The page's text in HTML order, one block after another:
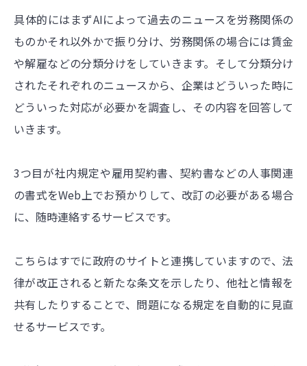
具体的にはまずAIによって過去のニュースを労務関係の
ものかそれ以外かで振り分け、労務関係の場合には賃金
や解雇などの分類分けをしていきます。そして分類分け
されたそれぞれのニュースから、企業はどういった時に
どういった対応が必要かを調査し、その内容を回答して
いきます。
3つ目が社内規定や雇用契約書、契約書などの人事関連
の書式をWeb上でお預かりして、改訂の必要がある場合
に、随時連絡するサービスです。
こちらはすでに政府のサイトと連携していますので、法
律が改正されると新たな条文を示したり、他社と情報を
共有したりすることで、問題になる規定を自動的に見直
せるサービスです。